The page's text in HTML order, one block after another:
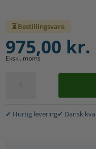
⏳ Bestillingsvare
975,00 kr.
Ekskl. moms
stilladspresenning
x
✔ Hurtig levering✔ Dansk